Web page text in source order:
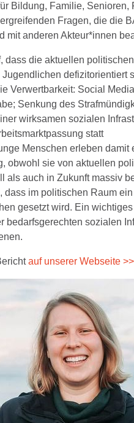
Bildung, Familie, Senioren,
Fragen, die die
mit anderen Akteur*innen
dass die aktuellen
defizitorientiert
Verwertbarkeit: Social
Senkung des
wirksamen sozialen
statt
Menschen erleben damit
obwohl sie von aktuellen
als auch in Zukunft massiv
dass im politischen Raum
gesetzt wird. Ein
bedarfsgerechten sozialen
auf unserer Webseite >>